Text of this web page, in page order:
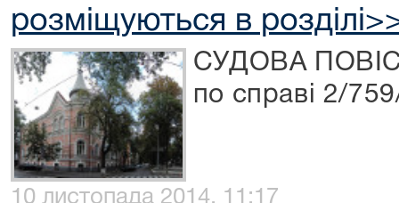
розміщуються в
СУДОВА
по справі 2/
10 листопада 2014, 11:17